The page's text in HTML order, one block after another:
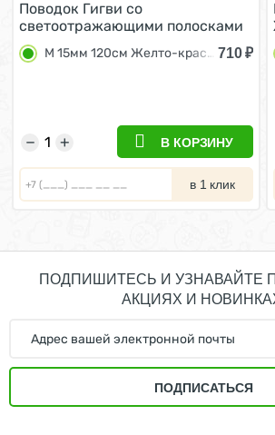
Поводок Гигви со
светоотражающими полосками
Ручка с мягкой подкладкой M
15мм 120см Желто-красныйM 15мм 120см Желто-красный 710₽
+
− В КОРЗИНУ
в 1 клик
ПОДПИШИТЕСЬ И УЗНАВАЙТЕ
АКЦИЯХ И
ПОДПИСАТЬСЯ